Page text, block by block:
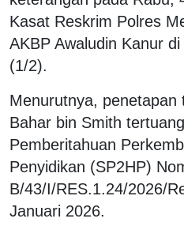
Kasat Reskrim Polres
AKBP Awaludin Kanur
(1/2).
Menurutnya, penetapan
Bahar bin Smith
Pemberitahuan
Penyidikan (SP2HP)
B/43/I/RES.1.24/2026/
Januari 2026.